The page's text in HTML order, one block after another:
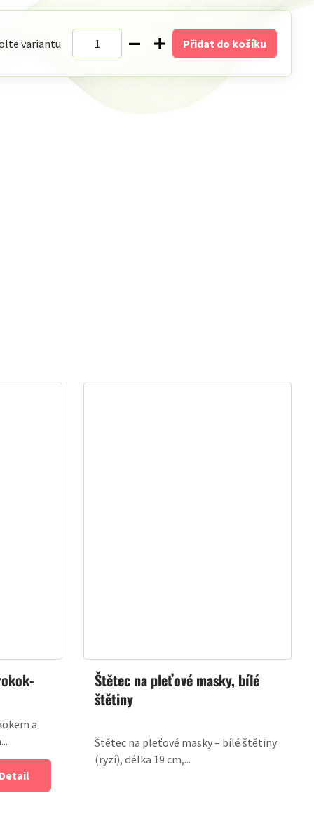
variantu Přidat do košíku
Detail
a
Štětec na pleťové masky, bílé
štětiny
Štětec na pleťové masky – bílé štětiny
(ryzí), délka 19 cm,...